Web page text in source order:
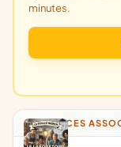
minutes.
ANNONCES